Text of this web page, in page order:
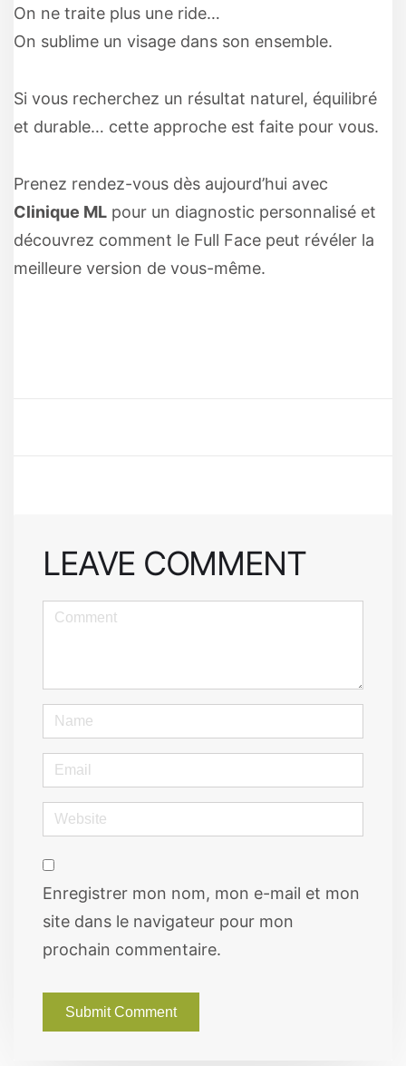
On ne traite plus une ride…
On sublime un visage dans son ensemble.
Si vous recherchez un résultat naturel, équilibré
et durable… cette approche est faite pour vous.
Prenez rendez-vous dès aujourd’hui avec
Clinique ML pour un diagnostic personnalisé et
découvrez comment le Full Face peut révéler la
meilleure version de vous-même.
LEAVE COMMENT
<b>Comment</b>
)
Name
Email
Website
Enregistrer mon nom, mon e-mail et mon
site dans le navigateur pour mon
prochain commentaire.